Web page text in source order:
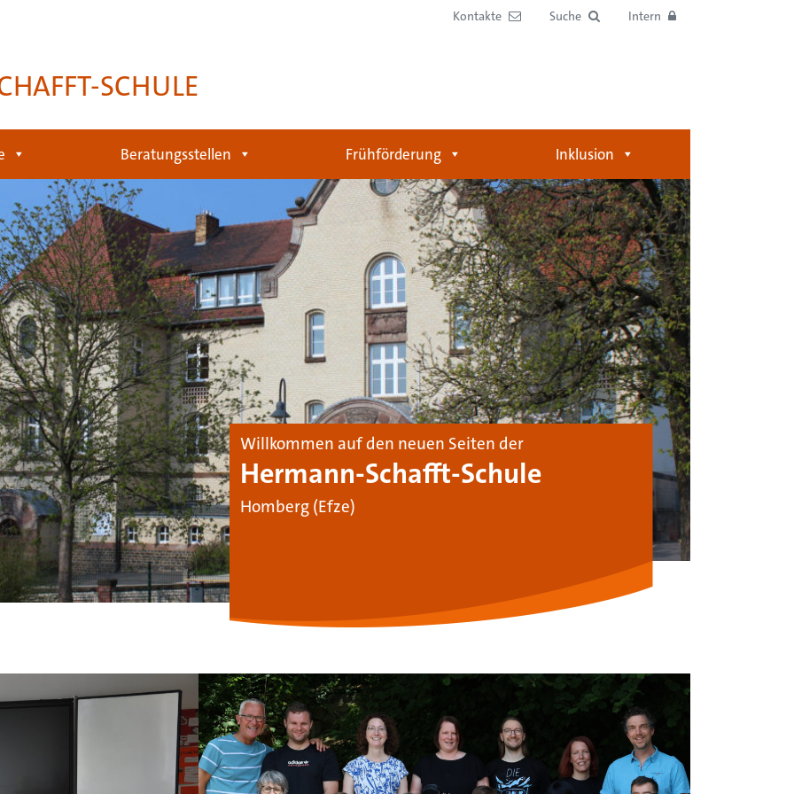
SCHULE
Kontakte Suche Intern
Beratungsstellen Frühförderung Inklusion
Willkommen auf den neuen Seiten der
Hermann-Schafft-Schule
Homberg (Efze)